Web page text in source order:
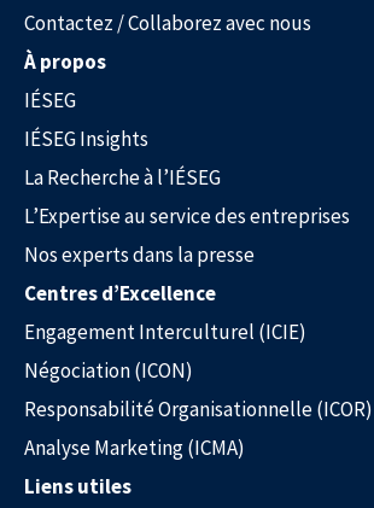
Nos experts dans la presse
Contactez / Collaborez avec nous
À propos
IÉSEG
IÉSEG Insights
La Recherche à l’IÉSEG
L’Expertise au service des entreprises
Nos experts dans la presse
Centres d’Excellence
Engagement Interculturel (ICIE)
Négociation (ICON)
Responsabilité Organisationnelle (ICOR)
Analyse Marketing (ICMA)
Liens utiles